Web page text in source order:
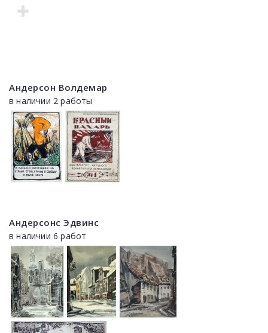
Андерсон Волдемар
в наличии 2 работы
Андерсонс Эдвинс
в наличии 6 работ